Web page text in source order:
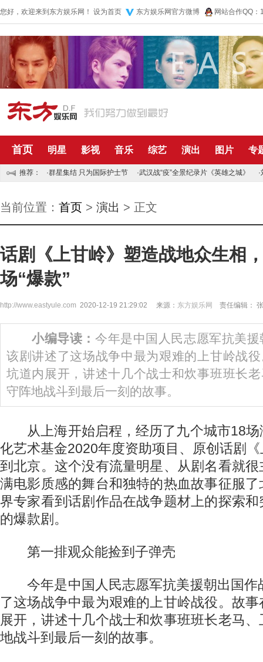
您好，欢迎来到东方娱乐网！ 设为首页 东方娱乐网官方微博 网站合作QQ
首页 明星 影视 音乐 综艺 演出 图片 专
推荐： ·群星集结 只为国际护士节 ·武汉战“疫”全景纪录片《英雄之城》 ·
当前位置： 首页 > 演出 > 正文
话剧《上甘岭》塑造战地众生相
场“爆款”
http://www.eastyule.com 2020-12-19 21:29:02 来源： 东方娱乐网 责任编辑：
小编导读： 今年是中国人民志愿军抗美
该剧讲述了这场战争中最为艰难的上甘岭战
坑道内展开，讲述十几个战士和炊事班班长
守阵地战斗到最后一刻的故事。
从上海开始启程，经历了九个城市18场
化艺术基金2020年度资助项目、原创话剧
到北京。这个没有流量明星、从剧名看就
满电影质感的舞台和独特的热血故事征服
界专家看到话剧作品在战争题材上的探索
的爆款剧。
第一排观众能捡到子弹壳
今年是中国人民志愿军抗美援朝出国作
了这场战争中最为艰难的上甘岭战役。故
展开，讲述十几个战士和炊事班班长老马
地战斗到最后一刻的故事。